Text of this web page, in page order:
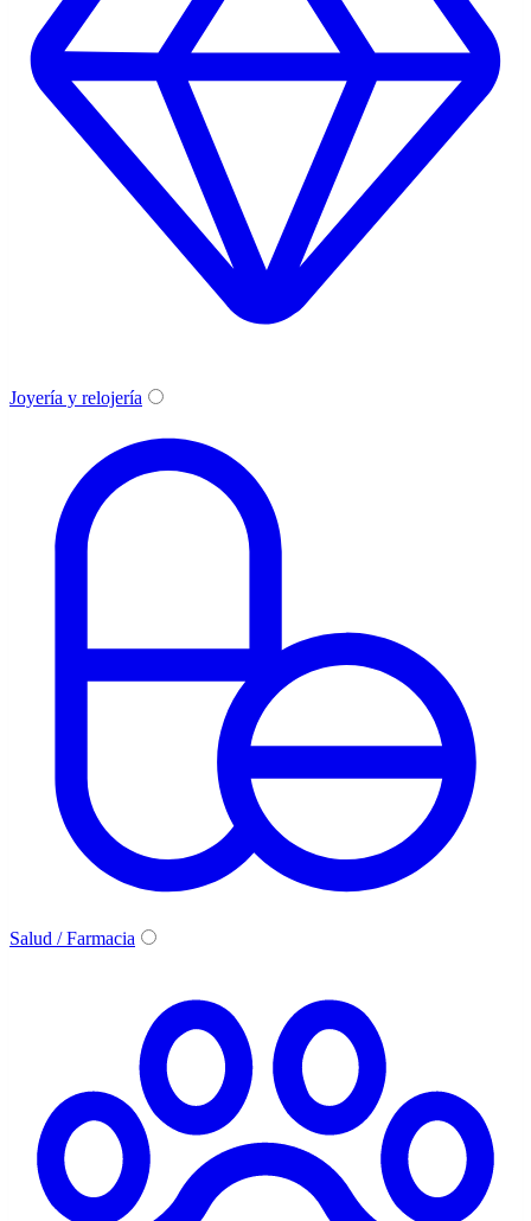
Joyería y relojería
Salud / Farmacia